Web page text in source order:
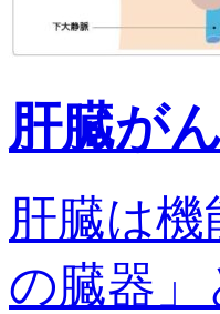
肝臓が
肝臓は
の臓器